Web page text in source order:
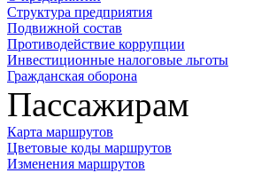
Структура предприятия
Подвижной состав
Противодействие коррупции
Инвестиционные налоговые льготы
Гражданская оборона
Пассажирам
Карта маршрутов
Цветовые коды маршрутов
Изменения маршрутов